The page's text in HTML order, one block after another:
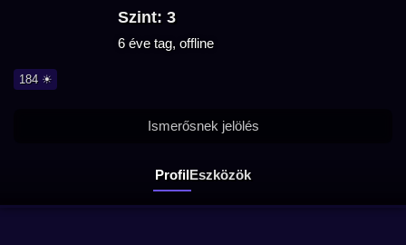
Szint: 3
6 éve tag, offline
184 ☀
ProfilEszközök
Ismerősnek jelölés